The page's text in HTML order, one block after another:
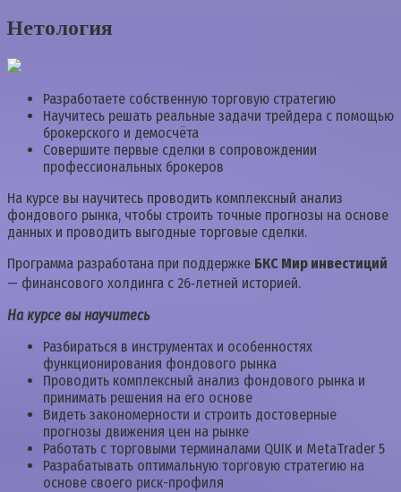
Нетология
Разработаете собственную торговую стратегию
Научитесь решать реальные задачи трейдера с помощью
брокерского и демосчёта
Совершите первые сделки в сопровождении
профессиональных брокеров
На курсе вы научитесь проводить комплексный анализ
фондового рынка, чтобы строить точные прогнозы на основе
данных и проводить выгодные торговые сделки.
Программа разработана при поддержке БКС Мир инвестиций
— финансового холдинга с 26‑летней историей.
На курсе вы научитесь
Разбираться в инструментах и особенностях
функционирования фондового рынка
Проводить комплексный анализ фондового рынка и
принимать решения на его основе
Видеть закономерности и строить достоверные
прогнозы движения цен на рынке
Работать с торговыми терминалами QUIK и MetaTrader 5
Разрабатывать оптимальную торговую стратегию на
основе своего риск-профиля